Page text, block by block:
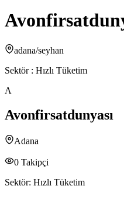
adana/seyhan
Sektör : Hızlı Tüketim
A
Avonfirsatdunyası
Adana
0 Takipçi
Sektör: Hızlı Tüketim